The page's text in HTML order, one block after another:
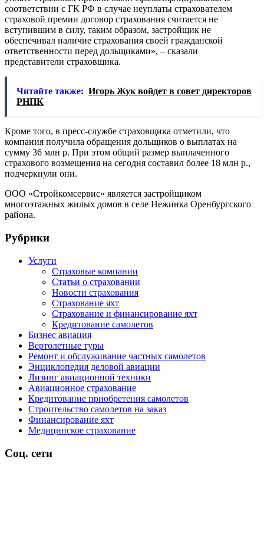
соответствии с ГК РФ в случае неуплаты страхователем
страховой премии договор страхования считается не
вступившим в силу, таким образом, застройщик не
обеспечивал наличие страхования своей гражданской
ответственности перед дольщиками», – сказали
представители страховщика.
Читайте также: Игорь Жук войдет в совет директоров
РНПК
Кроме того, в пресс-службе страховщика отметили, что
компания получила обращения дольщиков о выплатах на
сумму 36 млн р. При этом общий размер выплаченного
страхового возмещения на сегодня составил более 18 млн р.,
подчеркнули они.
ООО «Стройкомсервис» является застройщиком
многоэтажных жилых домов в селе Нежинка Оренбургского
района.
Рубрики
Услуги
Страховые компании
Статьи о страховании
Новости страхования
Страхование яхт
Страхование и финансирование яхт
Кредитование самолетов
Бизнес авиация
Вертолетные туры
Ремонт и обслуживание частных самолетов
Энциклопедия деловой авиации
Лизинг авиационной техники
Авиационное страхование
Кредитование приобретения самолетов
Строительство самолетов на заказ
Финансирование яхт
Медицинское страхование
Соц. сети